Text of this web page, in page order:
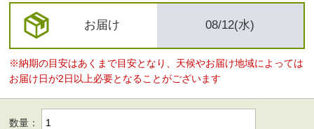
お届け 08/12(水)
※納期の目安はあくまで目安となり、天候やお届け地域によっては
お届け日が2日以上必要となることがございます
数量：